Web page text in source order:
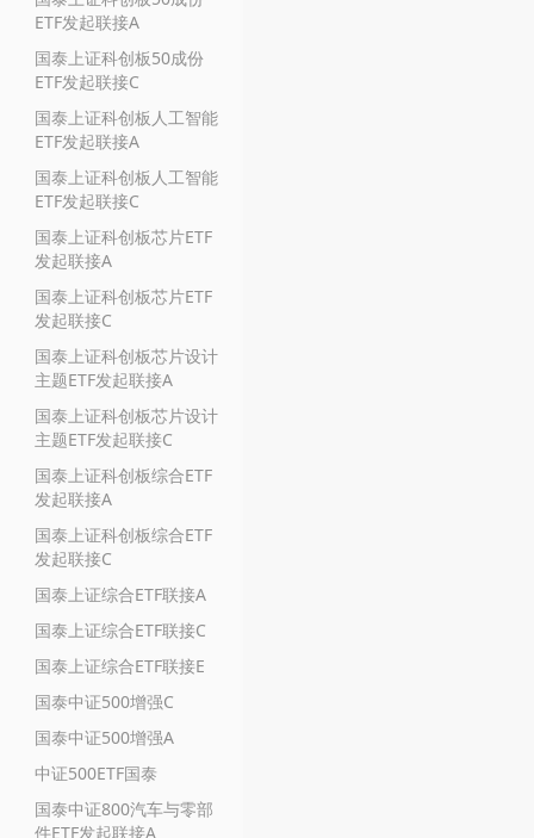
ETF发起联接A
国泰上证科创板50成份
ETF发起联接C
国泰上证科创板人工智能
ETF发起联接A
国泰上证科创板人工智能
ETF发起联接C
国泰上证科创板芯片ETF
发起联接A
国泰上证科创板芯片ETF
发起联接C
国泰上证科创板芯片设计
主题ETF发起联接A
国泰上证科创板芯片设计
主题ETF发起联接C
国泰上证科创板综合ETF
发起联接A
国泰上证科创板综合ETF
发起联接C
国泰上证综合ETF联接A
国泰上证综合ETF联接C
国泰上证综合ETF联接E
国泰中证500增强C
国泰中证500增强A
中证500ETF国泰
国泰中证800汽车与零部
件ETF发起联接A